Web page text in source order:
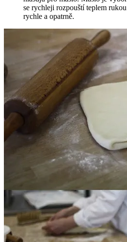
se rychleji rozpouští teplem
rychle a opatrně.